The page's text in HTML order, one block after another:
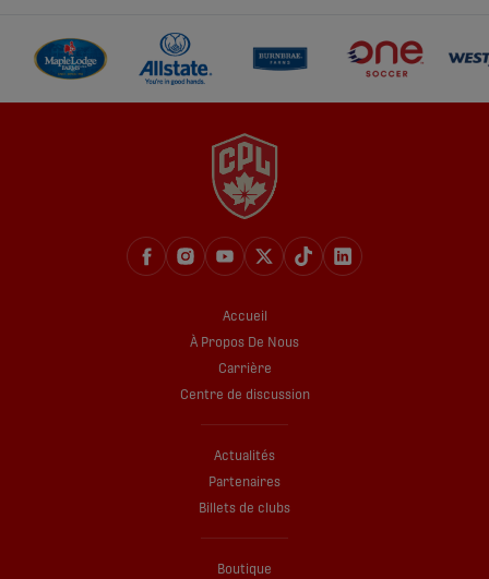
Accueil
À Propos De Nous
Carrière
Centre de discussion
Actualités
Partenaires
Billets de clubs
Boutique